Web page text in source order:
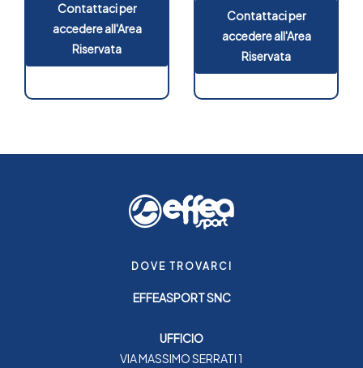
Contattaci per
accedere all'Area
Riservata
Contattaci per
accedere all'Area
Riservata
DOVE TROVARCI
EFFEASPORT SNC
UFFICIO
VIA MASSIMO SERRATI 1